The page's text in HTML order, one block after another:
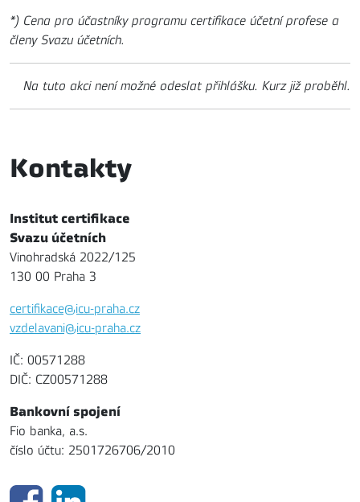
*) Cena pro účastníky programu certifikace účetní profese a
členy Svazu účetních.
Na tuto akci není možné odeslat přihlášku. Kurz již proběhl.
Kontakty
Institut certifikace
Svazu účetních
Vinohradská 2022/125
130 00 Praha 3
certifikace@icu-praha.cz
vzdelavani@icu-praha.cz
IČ: 00571288
DIČ: CZ00571288
Bankovní spojení
Fio banka, a.s.
číslo účtu: 2501726706/2010